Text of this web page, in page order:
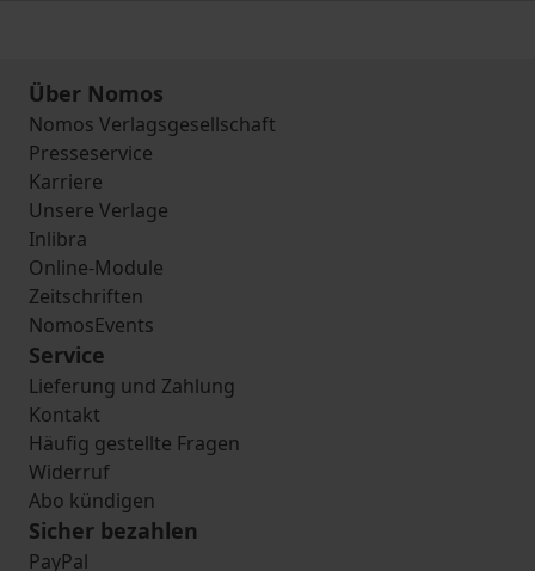
Über Nomos
Nomos Verlagsgesellschaft
Presseservice
Karriere
Unsere Verlage
Inlibra
Online-Module
Zeitschriften
NomosEvents
Service
Lieferung und Zahlung
Kontakt
Häufig gestellte Fragen
Widerruf
Abo kündigen
Sicher bezahlen
PayPal